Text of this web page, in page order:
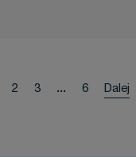
2 3 ... 6 Dalej